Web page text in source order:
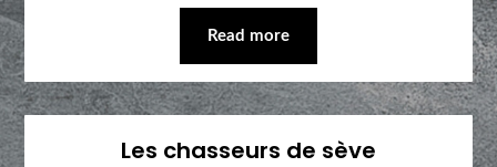
Read more
Les chasseurs de sève